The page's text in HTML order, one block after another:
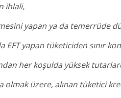
ihlali,
yapan ya da temerrüde
EFT yapan tüketiciden sınır
her koşulda yüksek
olmak üzere, alınan tüketici